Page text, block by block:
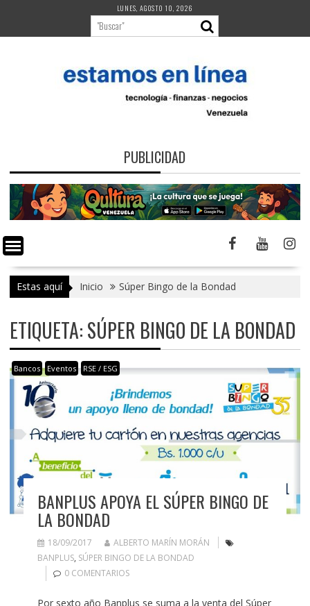
contenido
LUNES, AGOSTO 10, 2026
PUBLICIDAD
Estas aquí Inicio Súper Bingo de la Bondad
ETIQUETA:SÚPER BINGO DE LA BONDAD
Bancos Eventos RSE / ESG
BANPLUS APOYA EL SÚPER BINGO DE
LA BONDAD
18/09/2017
ALBERTO MARÍN MORÁN
BANPLUS, SÚPER BINGO DE LA BONDAD
0 COMENTARIOS
Por sexto año Banplus se suma a la venta del Súper